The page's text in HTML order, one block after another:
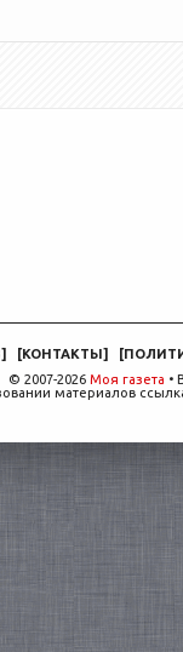
] [КОНТАКТЫ] [
© 2007-2026 Моя газета •
материалов